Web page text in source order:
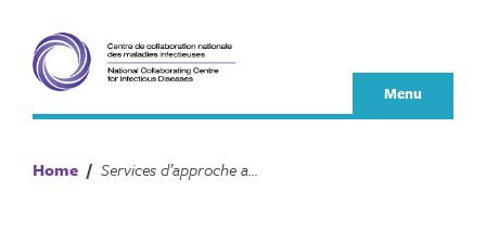
content
Menu
Home / Services d’approche aux populations vulnérables